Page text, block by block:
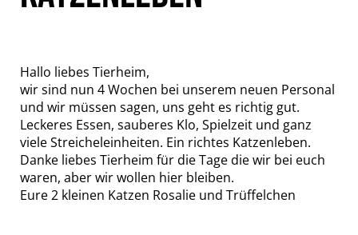
Hallo liebes Tierheim,
wir sind nun 4 Wochen bei unserem neuen Personal
und wir müssen sagen, uns geht es richtig gut.
Leckeres Essen, sauberes Klo, Spielzeit und ganz
viele Streicheleinheiten. Ein richtes Katzenleben.
Danke liebes Tierheim für die Tage die wir bei euch
waren, aber wir wollen hier bleiben.
Eure 2 kleinen Katzen Rosalie und Trüffelchen